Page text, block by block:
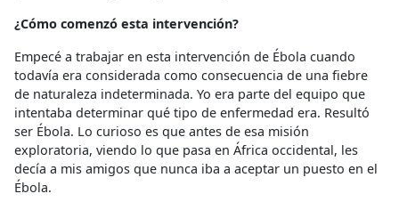
¿Cómo comenzó esta intervención?
Empecé a trabajar en esta intervención de Ébola cuando
todavía era considerada como consecuencia de una fiebre
de naturaleza indeterminada. Yo era parte del equipo que
intentaba determinar qué tipo de enfermedad era. Resultó
ser Ébola. Lo curioso es que antes de esa misión
exploratoria, viendo lo que pasa en África occidental, les
decía a mis amigos que nunca iba a aceptar un puesto en el
Ébola.